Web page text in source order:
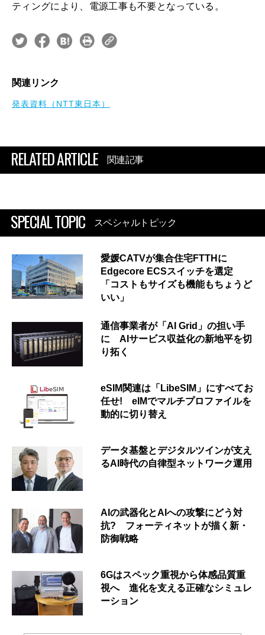
ティングにより、電源工事も不要となっている。
関連リンク
発表資料（NTT東日本）
RELATED ARTICLE 関連記事
SPECIAL TOPIC スペシャルトピック
愛媛CATVが集合住宅FTTHに
Edgecore ECSスイッチを選定
「コストもサイズも機能もちょうど
いい」
通信事業者が「AI Grid」の担い手
に AIサービス収益化の新地平を切
り拓く
eSIM関連は「LibeSIM」にすべてお
任せ! eIMでマルチプロファイルを
動的に切り替え
データ基盤とデジタルツインが支え
るAI時代の自律型ネットワーク運用
AIの武器化とAIへの攻撃にどう対
抗? フォーティネットが描く新・
防御戦略
6Gはスペック重視から体感品質重
視へ 進化を支える正確なシミュレ
ーション